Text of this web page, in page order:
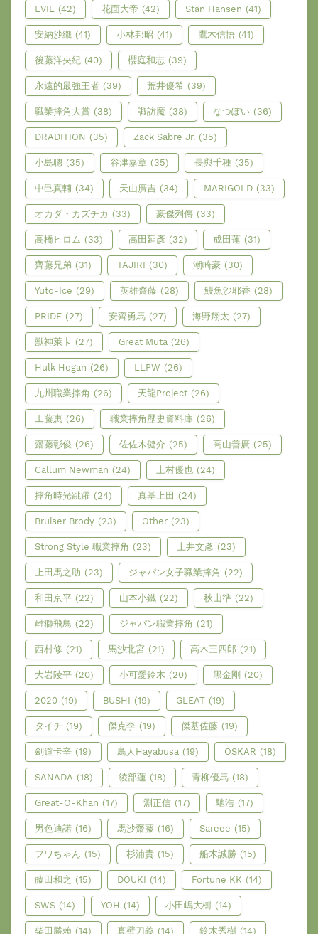
EVIL (42) 花面大帝 (42) Stan Hansen (41)
安納沙織 (41) 小林邦昭 (41) 鷹木信悟 (41)
後藤洋央紀 (40) 櫻庭和志 (39)
永遠的最強王者 (39) 荒井優希 (39)
職業摔角大賞 (38) 諏訪魔 (38) なつぽい (36)
DRADITION (35) Zack Sabre Jr. (35)
小島聰 (35) 谷津嘉章 (35) 長與千種 (35)
中邑真輔 (34) 天山廣吉 (34) MARIGOLD (33)
オカダ・カズチカ (33) 豪傑列傳 (33)
高橋ヒロム (33) 高田延彥 (32) 成田蓮 (31)
齊藤兄弟 (31) TAJIRI (30) 潮崎豪 (30)
Yuto-Ice (29) 英雄齋藤 (28) 鰻魚沙耶香 (28)
PRIDE (27) 安齊勇馬 (27) 海野翔太 (27)
獸神萊卡 (27) Great Muta (26)
Hulk Hogan (26) LLPW (26)
九州職業摔角 (26) 天龍Project (26)
工藤惠 (26) 職業摔角歷史資料庫 (26)
齋藤彰俊 (26) 佐佐木健介 (25) 高山善廣 (25)
Callum Newman (24) 上村優也 (24)
摔角時光跳躍 (24) 真基上田 (24)
Bruiser Brody (23) Other (23)
Strong Style 職業摔角 (23) 上井文彥 (23)
上田馬之助 (23) ジャパン女子職業摔角 (22)
和田京平 (22) 山本小鐵 (22) 秋山準 (22)
雌獅飛鳥 (22) ジャパン職業摔角 (21)
西村修 (21) 馬沙北宮 (21) 高木三四郎 (21)
大岩陵平 (20) 小可愛鈴木 (20) 黑金剛 (20)
2020 (19) BUSHI (19) GLEAT (19)
タイチ (19) 傑克李 (19) 傑基佐藤 (19)
劍道卡辛 (19) 鳥人Hayabusa (19) OSKAR (18)
SANADA (18) 綾部蓮 (18) 青柳優馬 (18)
Great-O-Khan (17) 淵正信 (17) 馳浩 (17)
男色迪諾 (16) 馬沙齋藤 (16) Sareee (15)
フワちゃん (15) 杉浦貴 (15) 船木誠勝 (15)
藤田和之 (15) DOUKI (14) Fortune KK (14)
SWS (14) YOH (14) 小田嶋大樹 (14)
柴田勝賴 (14) 真壁刀義 (14) 鈴木秀樹 (14)